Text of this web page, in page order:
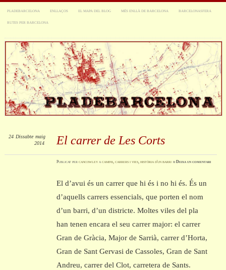
PLADEBARCELONA ENLLAÇOS EL MAPA DEL BLOG MÉS ENLLÀ DE BARCELONA BARCELONASFERA
RUTES PER BARCELONA
El carrer de Les Corts
24 Dissabte maig
2014
Publicatpercancowley acamins, carrers i vies,història d'un barri ≈Deixa un comentari
El d’avui és un carrer que hi és i no hi és. És un
d’aquells carrers essencials, que porten el nom
d’un barri, d’un districte. Moltes viles del pla
han tenen encara el seu carrer major: el carrer
Gran de Gràcia, Major de Sarrià, carrer d’Horta,
Gran de Sant Gervasi de Cassoles, Gran de Sant
Andreu, carrer del Clot, carretera de Sants.